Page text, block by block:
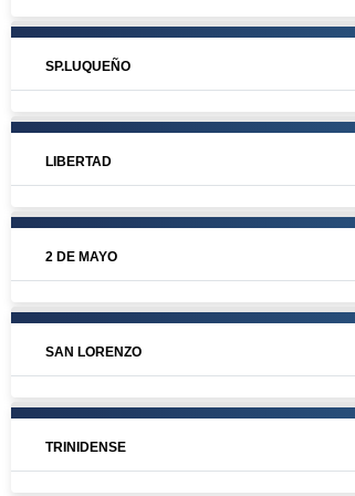
SP.LUQUEÑO
LIBERTAD
2 DE MAYO
SAN LORENZO
TRINIDENSE